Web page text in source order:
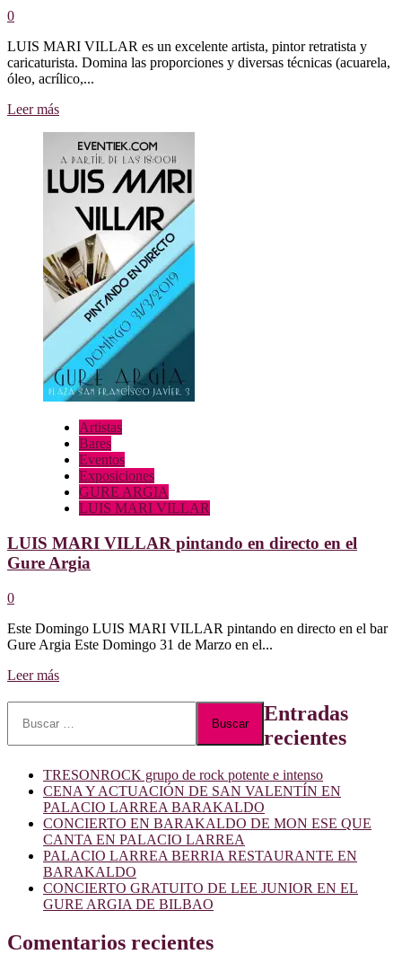
0
LUIS MARI VILLAR es un excelente artista, pintor retratista y
caricaturista. Domina las proporciones y diversas técnicas (acuarela,
óleo, acrílico,...
Leer másLeer
sobre
LUIS
MARI
VILLAR
pintor
retratista
caricaturista
Artistas
Bares
Eventos
Exposiciones
GURE ARGIA
LUIS MARI VILLAR
LUIS MARI VILLAR pintando en directo en el
Gure Argia
0
Este Domingo LUIS MARI VILLAR pintando en directo en el bar
Gure Argia Este Domingo 31 de Marzo en el...
Leer másLeer
sobre
LUIS
pintando
en
directo
en
el
Gure
Argia
Entradas
recientes
TRESONROCK grupo de rock potente e intenso
CENA Y ACTUACIÓN DE SAN VALENTÍN EN
PALACIO LARREA BARAKALDO
CONCIERTO EN BARAKALDO DE MON ESE QUE
CANTA EN PALACIO LARREA
PALACIO LARREA BERRIA RESTAURANTE EN
BARAKALDO
CONCIERTO GRATUITO DE LEE JUNIOR EN EL
GURE ARGIA DE BILBAO
Comentarios recientes